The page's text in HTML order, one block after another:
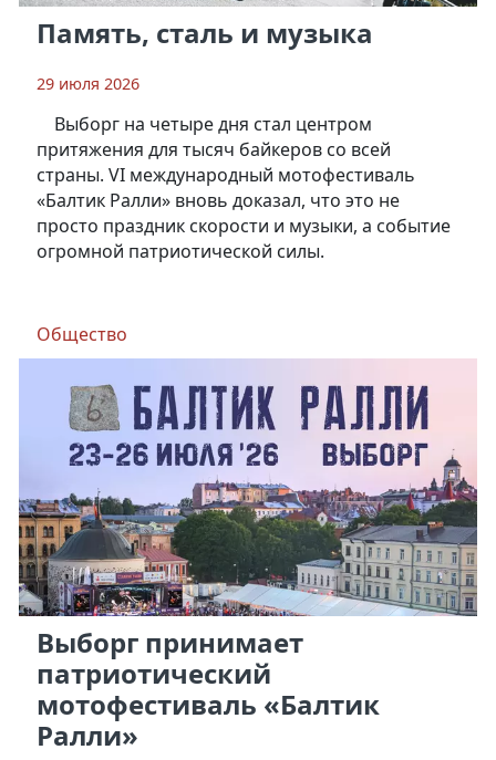
Память, сталь и музыка
29 июля 2026
Выборг на четыре дня стал центром
притяжения для тысяч байкеров со всей
страны. VI международный мотофестиваль
«Балтик Ралли» вновь доказал, что это не
просто праздник скорости и музыки, а событие
огромной патриотической силы.
Общество
Выборг принимает
патриотический
мотофестиваль «Балтик
Ралли»